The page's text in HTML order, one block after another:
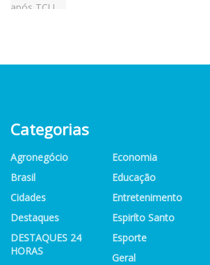
Categorias
Agronegócio
Brasil
Cidades
Destaques
DESTAQUES 24
HORAS
Economia
Educação
Entretenimento
Espiríto Santo
Esporte
Geral